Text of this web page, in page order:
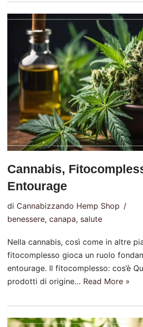
Cannabis,
Entourage
di Cannabizzando Hemp Shop
benessere, canapa, salute
Nella cannabis, così come in altre
fitocomplesso gioca un ruolo
entourage. Il fitocomplesso: cos’è
prodotti di origine… Read More »